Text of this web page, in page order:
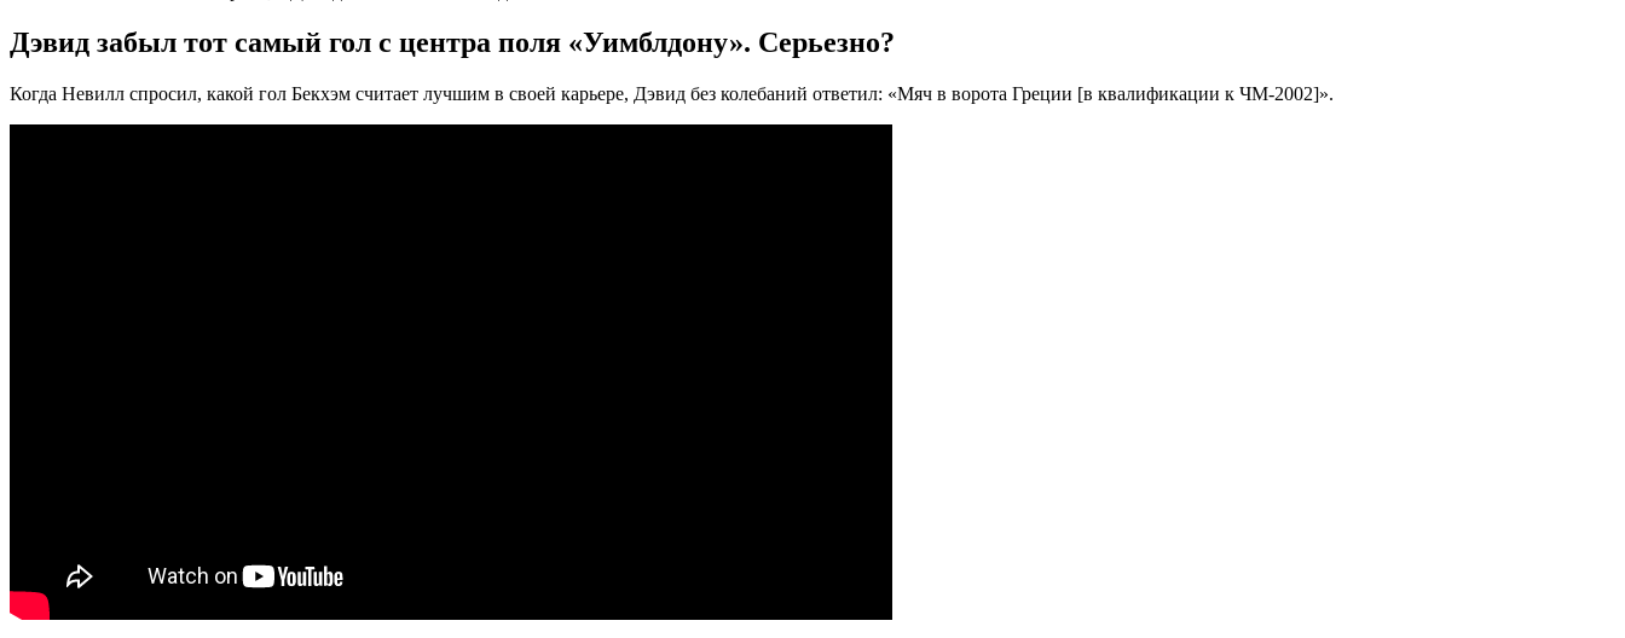
Дэвид забыл тот самый гол с центра поля «Уимблдону». Серьезно?
Когда Невилл спросил, какой гол Бекхэм считает лучшим в своей карьере, Дэвид без колебаний ответил: «Мяч в ворота Греции [в квалификации к ЧМ-2002]».